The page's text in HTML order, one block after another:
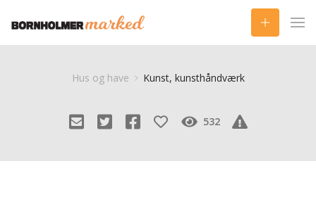
Hus og have Kunst, kunsthåndværk
532